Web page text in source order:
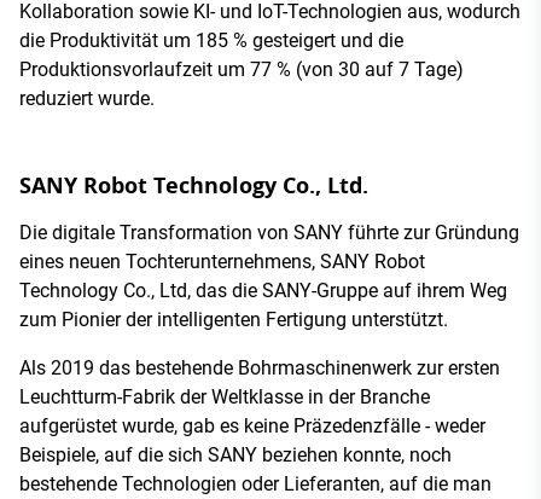
Kollaboration sowie KI- und IoT-Technologien aus, wodurch
die Produktivität um 185 % gesteigert und die
Produktionsvorlaufzeit um 77 % (von 30 auf 7 Tage)
reduziert wurde.
SANY Robot Technology Co., Ltd.
Die digitale Transformation von SANY führte zur Gründung
eines neuen Tochterunternehmens, SANY Robot
Technology Co., Ltd, das die SANY-Gruppe auf ihrem Weg
zum Pionier der intelligenten Fertigung unterstützt.
Als 2019 das bestehende Bohrmaschinenwerk zur ersten
Leuchtturm-Fabrik der Weltklasse in der Branche
aufgerüstet wurde, gab es keine Präzedenzfälle - weder
Beispiele, auf die sich SANY beziehen konnte, noch
bestehende Technologien oder Lieferanten, auf die man